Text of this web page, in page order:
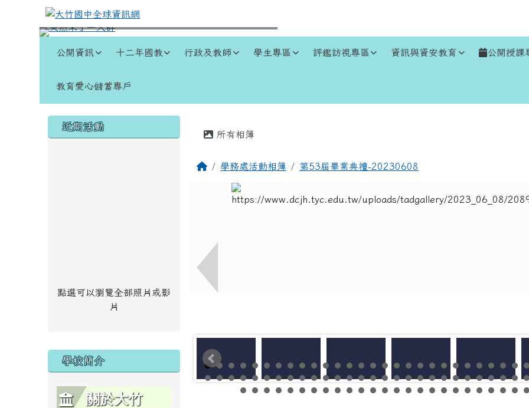
跳至主內容區
大竹國中全球資訊網
公開資訊 十二年國教 行政及教師 學生專區 評鑑訪視專區 資訊與資安教育 公開授課
教育愛心儲蓄專戶
左邊區域內容
近期活動
點選可以瀏覽全部照片或影
片
學校簡介
關於大竹
主內容區域
所有相簿
回首頁學務處活動相簿 第53屆畢業典禮-20230608
頁尾區域